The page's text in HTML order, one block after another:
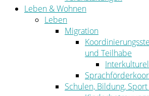
Leben & Wohnen
Leben
Migration
und Teilhabe
Schulen, Bildung,